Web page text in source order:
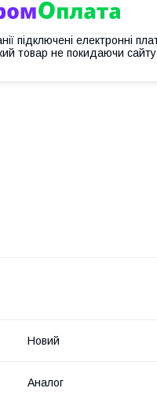
підключені електронні
товар не покидаючи
Новий
Аналог